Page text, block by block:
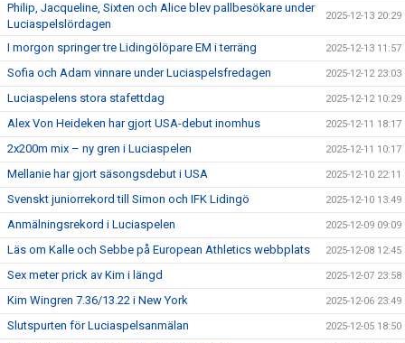
Philip, Jacqueline, Sixten och Alice blev pallbesökare under
Luciaspelslördagen
2025-12-13 20:29
I morgon springer tre Lidingölöpare EM i terräng 2025-12-13 11:57
Sofia och Adam vinnare under Luciaspelsfredagen 2025-12-12 23:03
Luciaspelens stora stafettdag 2025-12-12 10:29
Alex Von Heideken har gjort USA-debut inomhus 2025-12-11 18:17
2x200m mix – ny gren i Luciaspelen 2025-12-11 10:17
Mellanie har gjort säsongsdebut i USA 2025-12-10 22:11
Svenskt juniorrekord till Simon och IFK Lidingö 2025-12-10 13:49
Anmälningsrekord i Luciaspelen 2025-12-09 09:09
Läs om Kalle och Sebbe på European Athletics webbplats 2025-12-08 12:45
Sex meter prick av Kim i längd 2025-12-07 23:58
Kim Wingren 7.36/13.22 i New York 2025-12-06 23:49
Slutspurten för Luciaspelsanmälan 2025-12-05 18:50